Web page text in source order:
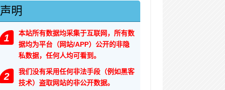
声明
1
本站所有数据均采集于互联网，所有数
据均为平台（网站/APP）公开的非隐
私数据，任何人均可看到。
2
我们没有采用任何非法手段（例如黑客
技术）盗取网站的非公开数据。